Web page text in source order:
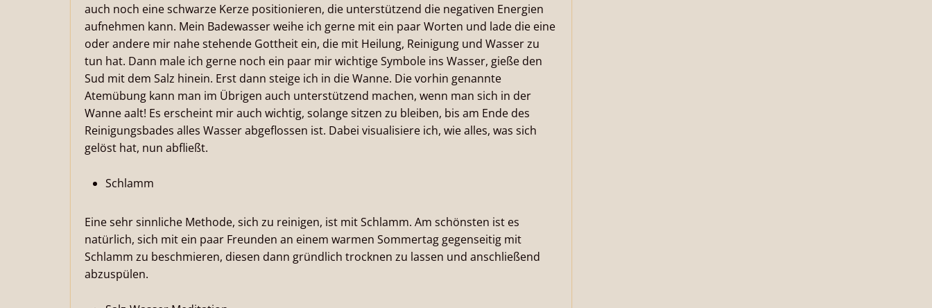
auch noch eine schwarze Kerze positionieren, die unterstützend die negativen Energien
aufnehmen kann. Mein Badewasser weihe ich gerne mit ein paar Worten und lade die eine
oder andere mir nahe stehende Gottheit ein, die mit Heilung, Reinigung und Wasser zu
tun hat. Dann male ich gerne noch ein paar mir wichtige Symbole ins Wasser, gieße den
Sud mit dem Salz hinein. Erst dann steige ich in die Wanne. Die vorhin genannte
Atemübung kann man im Übrigen auch unterstützend machen, wenn man sich in der
Wanne aalt! Es erscheint mir auch wichtig, solange sitzen zu bleiben, bis am Ende des
Reinigungsbades alles Wasser abgeflossen ist. Dabei visualisiere ich, wie alles, was sich
gelöst hat, nun abfließt.
Schlamm
Eine sehr sinnliche Methode, sich zu reinigen, ist mit Schlamm. Am schönsten ist es
natürlich, sich mit ein paar Freunden an einem warmen Sommertag gegenseitig mit
Schlamm zu beschmieren, diesen dann gründlich trocknen zu lassen und anschließend
abzuspülen.